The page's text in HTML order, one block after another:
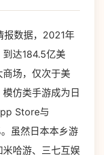
报数据，2021年
到达184.5亿美
场，仅次于美
仿类手游成为日
Store与
虽然日本本乡游
哈游、三七互娱